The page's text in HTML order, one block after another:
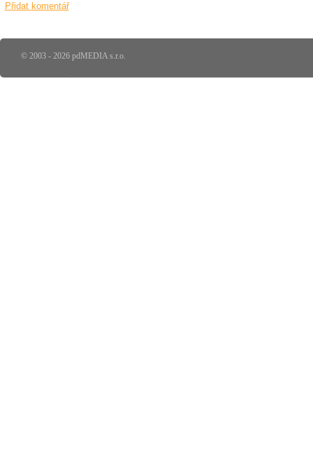
Přidat komentář
© 2003 - 2026 pdMEDIA s.r.o.